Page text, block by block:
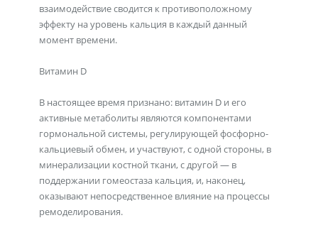
взаимодействие сводится к противоположному
эффекту на уровень кальция в каждый данный
момент времени.
Витамин D
В настоящее время признано: витамин D и его
активные метаболиты являются компонентами
гормональной системы, регулирующей фосфорно-
кальциевый обмен, и участвуют, с одной стороны, в
минерализации костной ткани, с другой — в
поддержании гомеостаза кальция, и, наконец,
оказывают непосредственное влияние на процессы
ремоделирования.